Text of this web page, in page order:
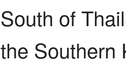
South of
the Southern